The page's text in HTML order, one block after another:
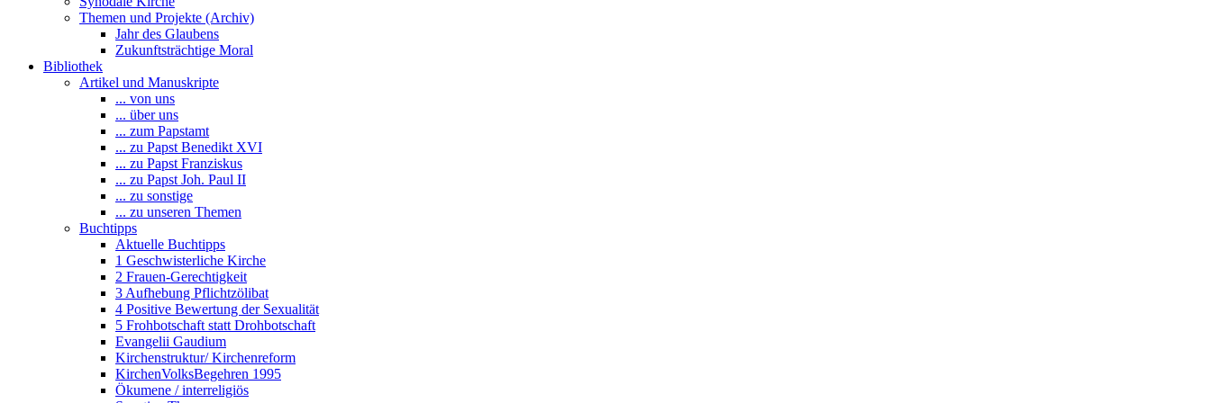
Themen und Projekte (Archiv)
Jahr des Glaubens
Zukunftsträchtige Moral
Bibliothek
Artikel und Manuskripte
... von uns
... über uns
... zum Papstamt
... zu Papst Benedikt XVI
... zu Papst Franziskus
... zu Papst Joh. Paul II
... zu sonstige
... zu unseren Themen
Buchtipps
Aktuelle Buchtipps
1 Geschwisterliche Kirche
2 Frauen-Gerechtigkeit
3 Aufhebung Pflichtzölibat
4 Positive Bewertung der Sexualität
5 Frohbotschaft statt Drohbotschaft
Evangelii Gaudium
Kirchenstruktur/ Kirchenreform
KirchenVolksBegehren 1995
Ökumene / interreligiös